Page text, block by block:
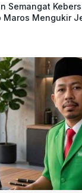
Semangat
Maros Mengukir